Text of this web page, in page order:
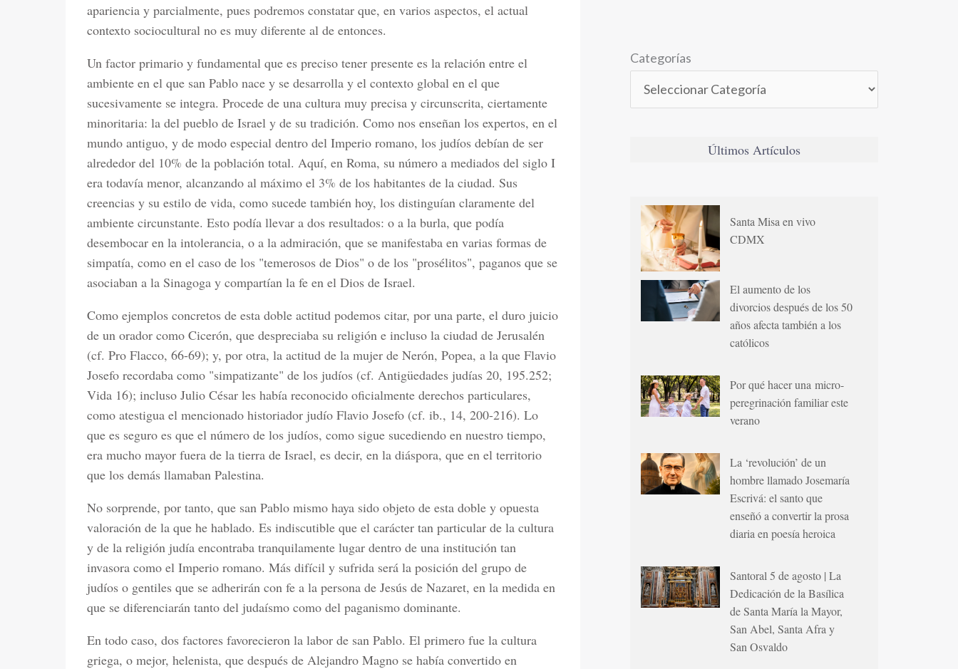
apariencia y parcialmente, pues podremos constatar que, en varios aspectos, el actual
contexto sociocultural no es muy diferente al de entonces.
Un factor primario y fundamental que es preciso tener presente es la relación entre el
ambiente en el que san Pablo nace y se desarrolla y el contexto global en el que
sucesivamente se integra. Procede de una cultura muy precisa y circunscrita, ciertamente
minoritaria: la del pueblo de Israel y de su tradición. Como nos enseñan los expertos, en el
mundo antiguo, y de modo especial dentro del Imperio romano, los judíos debían de ser
alrededor del 10% de la población total. Aquí, en Roma, su número a mediados del siglo I
era todavía menor, alcanzando al máximo el 3% de los habitantes de la ciudad. Sus
creencias y su estilo de vida, como sucede también hoy, los distinguían claramente del
ambiente circunstante. Esto podía llevar a dos resultados: o a la burla, que podía
desembocar en la intolerancia, o a la admiración, que se manifestaba en varias formas de
simpatía, como en el caso de los "temerosos de Dios" o de los "prosélitos", paganos que se
asociaban a la Sinagoga y compartían la fe en el Dios de Israel.
Como ejemplos concretos de esta doble actitud podemos citar, por una parte, el duro juicio
de un orador como Cicerón, que despreciaba su religión e incluso la ciudad de Jerusalén
(cf. Pro Flacco, 66-69); y, por otra, la actitud de la mujer de Nerón, Popea, a la que Flavio
Josefo recordaba como "simpatizante" de los judíos (cf. Antigüedades judías 20, 195.252;
Vida 16); incluso Julio César les había reconocido oficialmente derechos particulares,
como atestigua el mencionado historiador judío Flavio Josefo (cf. ib., 14, 200-216). Lo
que es seguro es que el número de los judíos, como sigue sucediendo en nuestro tiempo,
era mucho mayor fuera de la tierra de Israel, es decir, en la diáspora, que en el territorio
que los demás llamaban Palestina.
No sorprende, por tanto, que san Pablo mismo haya sido objeto de esta doble y opuesta
valoración de la que he hablado. Es indiscutible que el carácter tan particular de la cultura
y de la religión judía encontraba tranquilamente lugar dentro de una institución tan
invasora como el Imperio romano. Más difícil y sufrida será la posición del grupo de
judíos o gentiles que se adherirán con fe a la persona de Jesús de Nazaret, en la medida en
que se diferenciarán tanto del judaísmo como del paganismo dominante.
En todo caso, dos factores favorecieron la labor de san Pablo. El primero fue la cultura
griega, o mejor, helenista, que después de Alejandro Magno se había convertido en
Categorías
Últimos Artículos
Santa Misa en vivo
CDMX
El aumento de los
divorcios después de los 50
años afecta también a los
católicos
Por qué hacer una micro-
peregrinación familiar este
verano
La ‘revolución’ de un
hombre llamado Josemaría
Escrivá: el santo que
enseñó a convertir la prosa
diaria en poesía heroica
Santoral 5 de agosto | La
Dedicación de la Basílica
de Santa María la Mayor,
San Abel, Santa Afra y
San Osvaldo